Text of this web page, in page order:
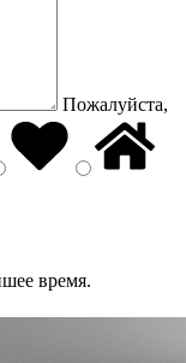
Пожалуйста,
время.